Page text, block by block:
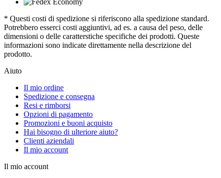
* Questi costi di spedizione si riferiscono alla spedizione standard.
Potrebbero esserci costi aggiuntivi, ad es. a causa del peso, delle
dimensioni o delle caratterstiche specifiche dei prodotti. Queste
informazioni sono indicate direttamente nella descrizione del
prodotto.
Aiuto
Il mio ordine
Spedizione e consegna
Resi e rimborsi
Opzioni di pagamento
Promozioni e buoni acquisto
Hai bisogno di ulteriore aiuto?
Clienti aziendali
Il mio account
Il mio account